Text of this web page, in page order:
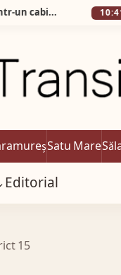
„Pot să vă iau banii, dar nu vă ajută…” Lecția care mi-a frânt inima într-un cabinet optic din Alba Iulia! 10:41 ALBA
Satu Mare
Editorial
15